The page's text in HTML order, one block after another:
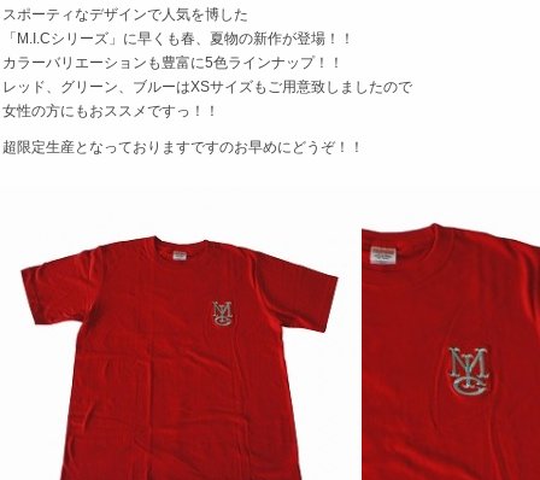
スポーティなデザインで人気を博した
「M.I.Cシリーズ」に早くも春、夏物の新作が登場！！
カラーバリエーションも豊富に5色ラインナップ！！
レッド、グリーン、ブルーはXSサイズもご用意致しましたので
女性の方にもおススメですっ！！
超限定生産となっておりますですのお早めにどうぞ！！